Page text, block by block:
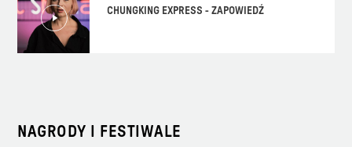
CHUNGKING EXPRESS - ZAPOWIEDŹ
NAGRODY I FESTIWALE